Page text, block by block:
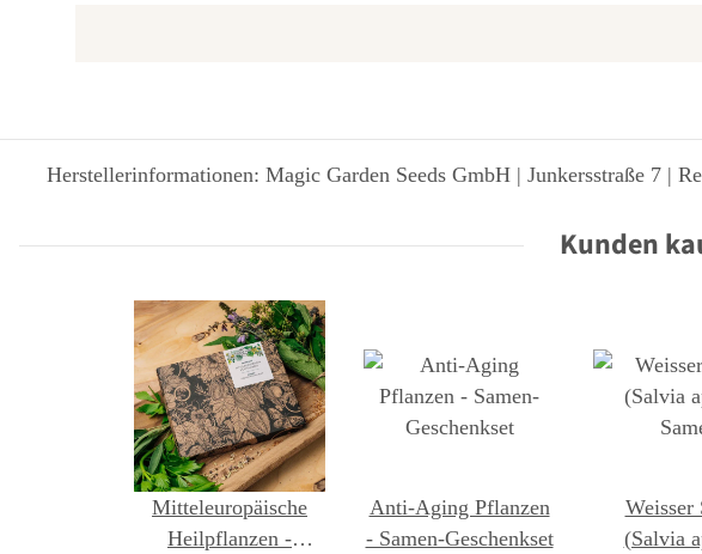
Herstellerinformationen: Magic Garden Seeds GmbH | Junkersstraße 7 |
Kunden
Mitteleuropäische
Heilpflanzen -
Anti-Aging Pflanzen
- Samen-Geschenkset
Weisser
(Salvia